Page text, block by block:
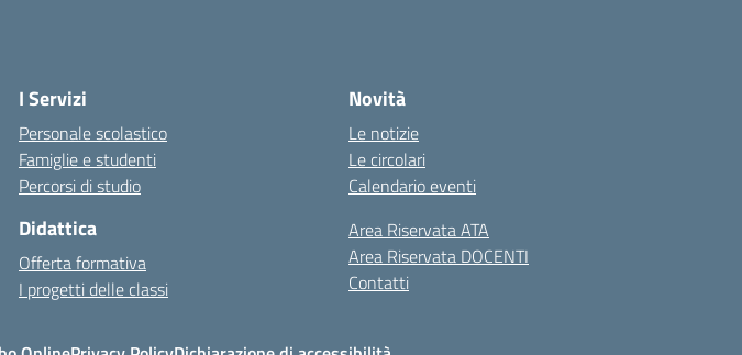
I Servizi
Personale scolastico
Famiglie e studenti
Percorsi di studio
Didattica
Offerta formativa
I progetti delle classi
Novità
Le notizie
Le circolari
Calendario eventi
Area Riservata ATA
Area Riservata DOCENTI
Contatti